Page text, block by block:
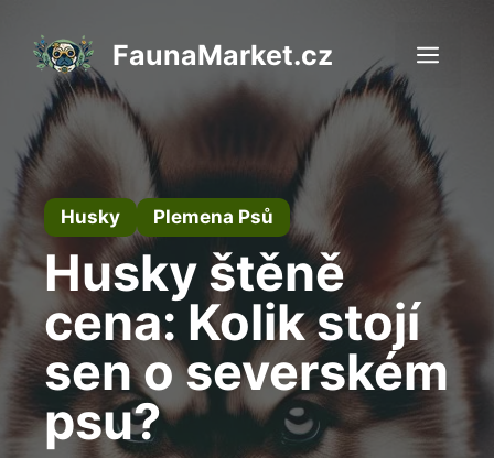
obsah
FaunaMarket.cz
Husky Plemena Psů
Husky štěně
cena: Kolik stojí
sen o severském
psu?